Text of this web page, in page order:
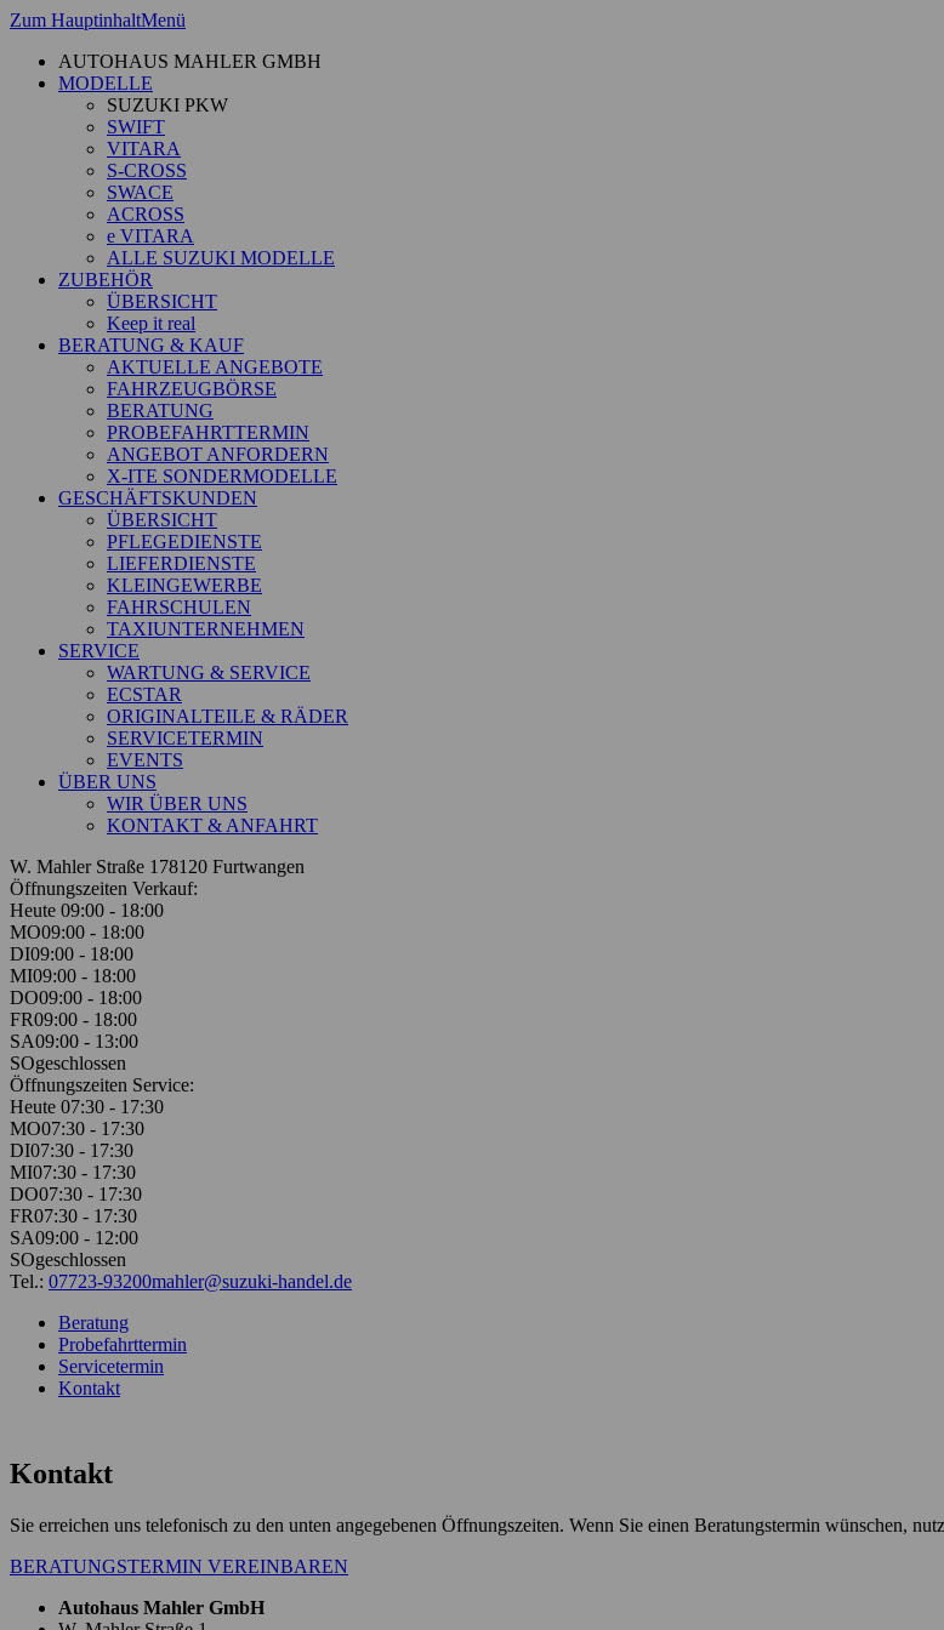
Zum HauptinhaltMenü
AUTOHAUS MAHLER GMBH
MODELLE
SUZUKI PKW
SWIFT
VITARA
S-CROSS
SWACE
ACROSS
e VITARA
ALLE SUZUKI MODELLE
ZUBEHÖR
ÜBERSICHT
Keep it real
BERATUNG & KAUF
AKTUELLE ANGEBOTE
FAHRZEUGBÖRSE
BERATUNG
PROBEFAHRTTERMIN
ANGEBOT ANFORDERN
X-ITE SONDERMODELLE
GESCHÄFTSKUNDEN
ÜBERSICHT
PFLEGEDIENSTE
LIEFERDIENSTE
KLEINGEWERBE
FAHRSCHULEN
TAXIUNTERNEHMEN
SERVICE
WARTUNG & SERVICE
ECSTAR
ORIGINALTEILE & RÄDER
SERVICETERMIN
EVENTS
ÜBER UNS
WIR ÜBER UNS
KONTAKT & ANFAHRT
W. Mahler Straße 1 78120 Furtwangen
Öffnungszeiten Verkauf:
Heute 09:00 - 18:00
MO09:00 - 18:00
DI09:00 - 18:00
MI09:00 - 18:00
DO09:00 - 18:00
FR09:00 - 18:00
SA09:00 - 13:00
SOgeschlossen
Öffnungszeiten Service:
Heute 07:30 - 17:30
MO07:30 - 17:30
DI07:30 - 17:30
MI07:30 - 17:30
DO07:30 - 17:30
FR07:30 - 17:30
SA09:00 - 12:00
SOgeschlossen
Tel.: 07723-93200mahler@suzuki-handel.de
Beratung
Probefahrttermin
Servicetermin
Kontakt
Kontakt
Sie erreichen uns telefonisch zu den unten angegebenen Öffnungszeiten. Wenn Sie einen Beratungstermin wünschen,
BERATUNGSTERMIN VEREINBAREN
Autohaus Mahler GmbH